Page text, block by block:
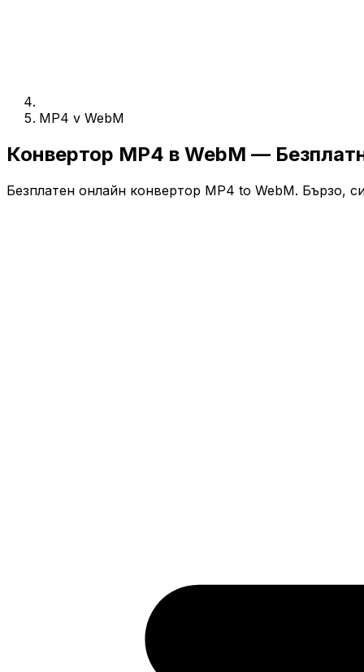
MP4 v WebM
Конвертор MP4 в WebM —
Безплатен онлайн конвертор MP4 to WebM. Бързо,